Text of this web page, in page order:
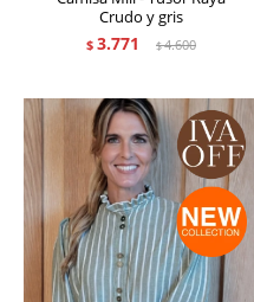
Crudo y gris
$ 3.771 $4.600